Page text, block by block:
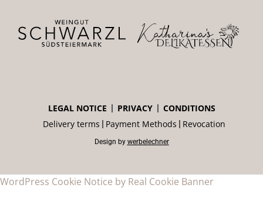
LEGAL NOTICE PRIVACY
CONDITIONS
Delivery terms
Payment Methods Revocation
Design by werbelechner
WordPress Cookie Notice by Real Cookie Banner